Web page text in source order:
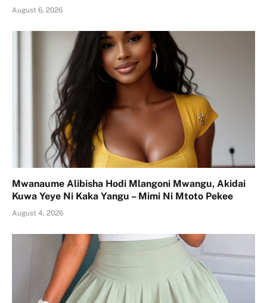
August 6, 2026
Mwanaume Alibisha Hodi Mlangoni Mwangu, Akidai
Kuwa Yeye Ni Kaka Yangu – Mimi Ni Mtoto Pekee
August 4, 2026